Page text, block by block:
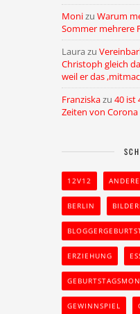
Monizu Warum
Sommer mehrere
Laura zu
Christoph gleich
weil er das
Franziskazu 40 ist
Zeiten von Corona
12V12 ANDERE
BERLIN
ERZIEHUNG
GEWINNSPIEL